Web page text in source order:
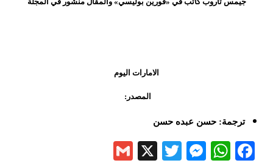
الامارات اليوم
المصدر:
ترجمة: حسن عبده حسن
Facebook
WhatsApp
Messenger
Twitter
X